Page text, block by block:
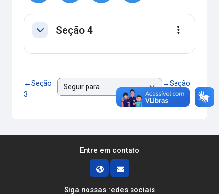
ContrairSeção 4 Editar
←Seção
3
→Seção
5
Entre em contato
Siga nossas redes sociais